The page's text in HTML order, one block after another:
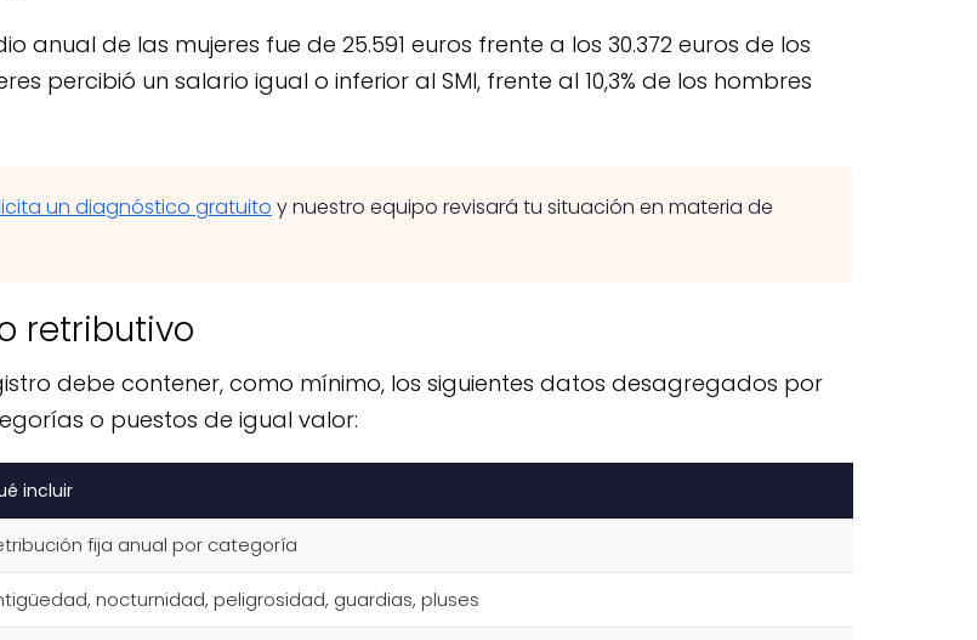
anual de las mujeres fue de 25.591 euros frente a los 30.372 euros de los
percibió un salario igual o inferior al SMI, frente al 10,3% de los hombres
un diagnóstico gratuito y nuestro equipo revisará tu situación en materia de
retributivo
debe contener, como mínimo, los siguientes datos desagregados por
o puestos de igual valor:
incluir
fija anual por categoría
nocturnidad, peligrosidad, guardias, pluses